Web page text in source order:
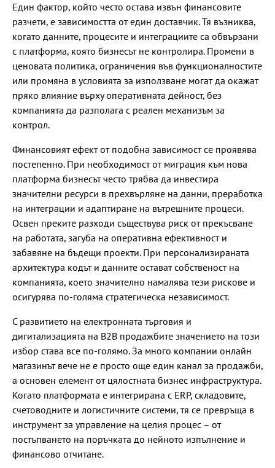
Един фактор, който често остава извън финансовите
разчети, е зависимостта от един доставчик. Тя възниква,
когато данните, процесите и интеграциите са обвързани
с платформа, която бизнесът не контролира. Промени в
ценовата политика, ограничения във функционалностите
или промяна в условията за използване могат да окажат
пряко влияние върху оперативната дейност, без
компанията да разполага с реален механизъм за
контрол.
Финансовият ефект от подобна зависимост се проявява
постепенно. При необходимост от миграция към нова
платформа бизнесът често трябва да инвестира
значителни ресурси в прехвърляне на данни, преработка
на интеграции и адаптиране на вътрешните процеси.
Освен преките разходи съществува риск от прекъсване
на работата, загуба на оперативна ефективност и
забавяне на бъдещи проекти. При персонализираната
архитектура кодът и данните остават собственост на
компанията, което значително намалява тези рискове и
осигурява по-голяма стратегическа независимост.
С развитието на електронната търговия и
дигитализацията на B2B продажбите значението на този
избор става все по-голямо. За много компании онлайн
магазинът вече не е просто още един канал за продажби,
а основен елемент от цялостната бизнес инфраструктура.
Когато платформата е интегрирана с ERP, складовите,
счетоводните и логистичните системи, тя се превръща в
инструмент за управление на целия процес – от
постъпването на поръчката до нейното изпълнение и
финансово отчитане.